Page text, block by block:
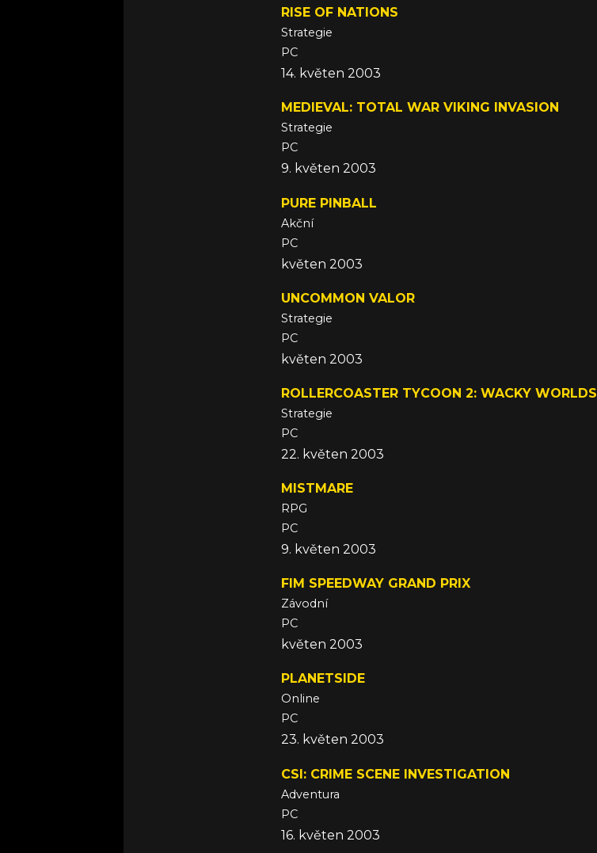
RISE OF NATIONS
Strategie
PC
14. květen 2003
MEDIEVAL: TOTAL WAR VIKING INVASION
Strategie
PC
9. květen 2003
PURE PINBALL
Akční
PC
květen 2003
UNCOMMON VALOR
Strategie
PC
květen 2003
ROLLERCOASTER TYCOON 2: WACKY WORLDS
Strategie
PC
22. květen 2003
MISTMARE
RPG
PC
9. květen 2003
FIM SPEEDWAY GRAND PRIX
Závodní
PC
květen 2003
PLANETSIDE
Online
PC
23. květen 2003
CSI: CRIME SCENE INVESTIGATION
Adventura
PC
16. květen 2003